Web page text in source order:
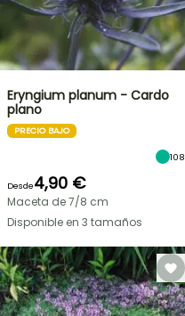
Eryngium planum - Cardo
plano
PRECIO BAJO
108
Desde4,90 €
Maceta de 7/8 cm
Disponible en 3 tamaños